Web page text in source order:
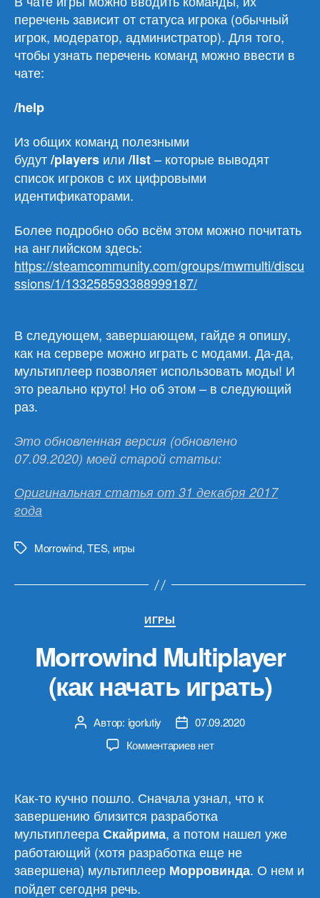
перечень зависит от статуса игрока (обычный
игрок, модератор, администратор). Для того,
чтобы узнать перечень команд можно ввести в
чате:
/help
Из общих команд полезными
будут/players или /list– которые выводят
список игроков с их цифровыми
идентификаторами.
Более подробно обо всём этом можно почитать
на английском здесь:
https://steamcommunity.com/groups/mwmulti/discu
ssions/1/133258593388999187/
В следующем, завершающем, гайде я опишу,
как на сервере можно играть с модами. Да-да,
мультиплеер позволяет использовать моды! И
это реально круто! Но об этом – в следующий
раз.
Это обновленная версия (обновлено
07.09.2020) моей старой статьи:
Оригинальная статья от 31 декабря 2017
года
МеткиMorrowind,TES, игры
Рубрики
ИГРЫ
Morrowind Multiplayer
(как начать играть)
Автор
записи
Автор: igorlutiy
Дата07.09.2020
Комментариевк
(как
начать
играть)
нет
Как-то кучно пошло. Сначала узнал, что к
завершению близится разработка
мультиплеера Скайрима, а потом нашел уже
работающий (хотя разработка еще не
завершена) мультиплеер Морровинда. О нем и
пойдет сегодня речь.